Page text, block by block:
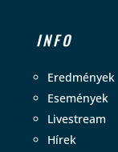
INFO
Eredmények
Események
Livestream
Hírek